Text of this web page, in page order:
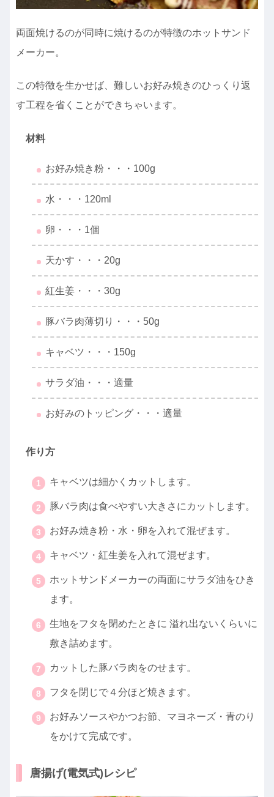
両面焼けるのが同時に焼けるのが特徴のホットサンド
メーカー。
この特徴を生かせば、難しいお好み焼きのひっくり返
す工程を省くことができちゃいます。
材料
お好み焼き粉・・・100g
水・・・120ml
卵・・・1個
天かす・・・20g
紅生姜・・・30g
豚バラ肉薄切り・・・50g
キャベツ・・・150g
サラダ油・・・適量
お好みのトッピング・・・適量
作り方
キャベツは細かくカットします。
豚バラ肉は食べやすい大きさにカットします。
お好み焼き粉・水・卵を入れて混ぜます。
キャベツ・紅生姜を入れて混ぜます。
ホットサンドメーカーの両面にサラダ油をひき
ます。
生地をフタを閉めたときに 溢れ出ないくらいに
敷き詰めます。
カットした豚バラ肉をのせます。
フタを閉じで４分ほど焼きます。
お好みソースやかつお節、マヨネーズ・青のり
をかけて完成です。
唐揚げ(電気式)レシピ